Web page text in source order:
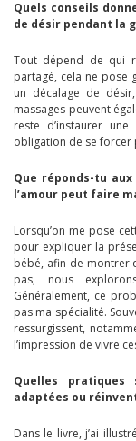
Quels conseils
de désir pendant la
Tout dépend de qui
partagé, cela ne pose
un décalage de
massages peuvent
reste d’instaurer
obligation de se forcer
Que réponds-tu
l’amour peut faire
Lorsqu’on me pose
pour expliquer la
bébé, afin de montrer
pas, nous
Généralement, ce
pas ma spécialité.
ressurgissent,
l’impression de vivre
Quelles pratiques
adaptées ou
Dans le livre, j’ai